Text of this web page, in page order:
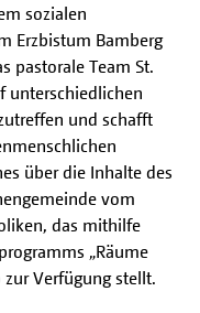
sozialen
Erzbistum Bamberg
pastorale Team St.
unterschiedlichen
und schafft
über die Inhalte des
vom
das mithilfe
„Räume
zur Verfügung stellt.